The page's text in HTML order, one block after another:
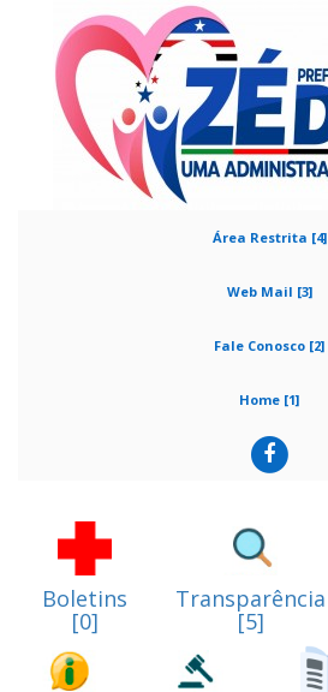
Área Restrita [4]
Web Mail [3]
Fale Conosco [2]
Home [1]
Boletins
[0]
Transparência
[5]